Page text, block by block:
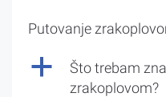
Putovanje
a
Što trebam
zrakoplovom?